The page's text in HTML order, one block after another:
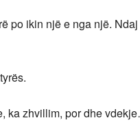
po ikin një e nga një.
ka zhvillim, por dhe